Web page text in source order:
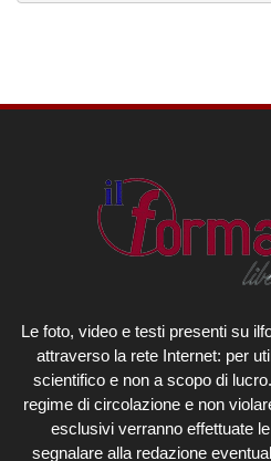
Le foto, video e testi presenti su
attraverso la rete Internet: per
scientifico e non a scopo di
regime di circolazione e non
esclusivi verranno effettuate
segnalare alla redazione